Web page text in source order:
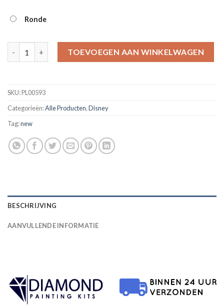
Ronde
TOEVOEGEN AAN WINKELWAGEN
SKU:PL00593
Categorieën:Alle Producten,Disney
Tag:new
BESCHRIJVING
AANVULLENDE INFORMATIE